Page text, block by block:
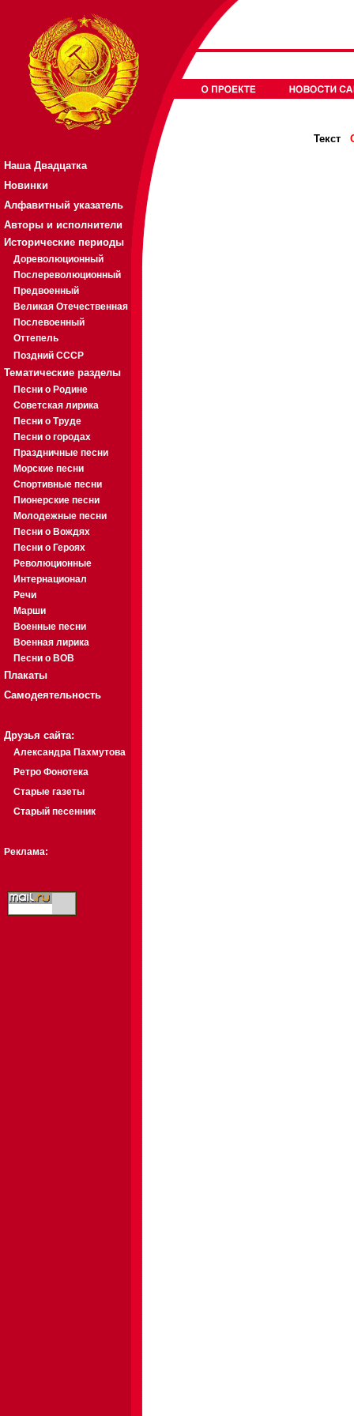
Наша Двадцатка
Новинки
Алфавитный указатель
Авторы и исполнители
Исторические периоды
Дореволюционный
Послереволюционный
Предвоенный
Великая Отечественная
Послевоенный
Оттепель
Поздний СССР
Тематические разделы
Песни о Родине
Советская лирика
Песни о Труде
Песни о городах
Праздничные песни
Морские песни
Спортивные песни
Пионерские песни
Молодежные песни
Песни о Вождях
Песни о Героях
Революционные
Интернационал
Речи
Марши
Военные песни
Военная лирика
Песни о ВОВ
Плакаты
Самодеятельность
Друзья сайта:
Александра Пахмутова
Ретро Фонотека
Старые газеты
Старый песенник
Реклама:
Текст